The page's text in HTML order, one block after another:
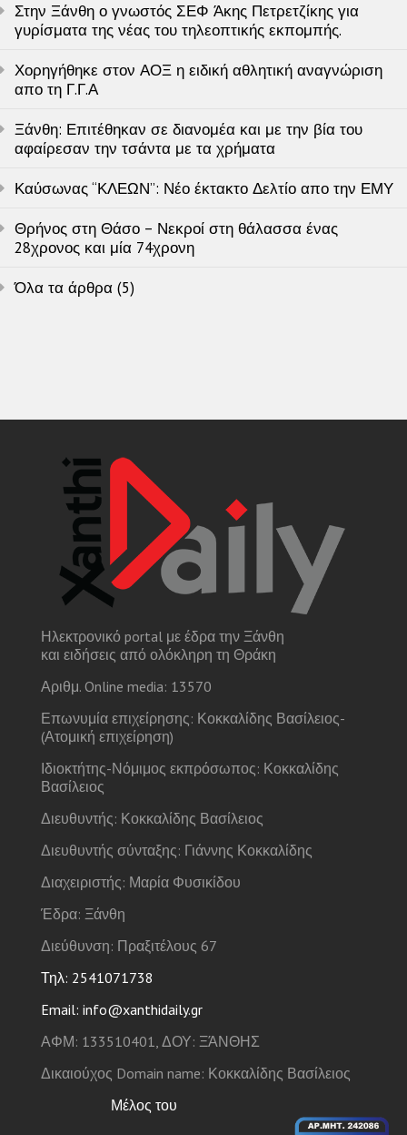
Στην Ξάνθη ο γνωστός ΣΕΦ Άκης Πετρετζίκης για
γυρίσματα της νέας του τηλεοπτικής εκπομπής.
Χορηγήθηκε στον ΑΟΞ η ειδική αθλητική αναγνώριση
απο τη Γ.Γ.Α
Ξάνθη: Επιτέθηκαν σε διανομέα και με την βία του
αφαίρεσαν την τσάντα με τα χρήματα
Καύσωνας “ΚΛΕΩΝ”: Νέο έκτακτο Δελτίο απο την ΕΜΥ
Θρήνος στη Θάσο – Νεκροί στη θάλασσα ένας
28χρονος και μία 74χρονη
Όλα τα άρθρα (5)
Ηλεκτρονικό portal με έδρα την Ξάνθη
και ειδήσεις από ολόκληρη τη Θράκη
Αριθμ. Online media: 13570
Επωνυμία επιχείρησης: Κοκκαλίδης Βασίλειος-
(Ατομική επιχείρηση)
Ιδιοκτήτης-Νόμιμος εκπρόσωπος: Κοκκαλίδης
Βασίλειος
Διευθυντής: Κοκκαλίδης Βασίλειος
Διευθυντής σύνταξης: Γιάννης Κοκκαλίδης
Διαχειριστής: Μαρία Φυσικίδου
Έδρα: Ξάνθη
Διεύθυνση: Πραξιτέλους 67
Τηλ: 2541071738
Email: info@xanthidaily.gr
ΑΦΜ: 133510401, ΔΟΥ: ΞΆΝΘΗΣ
Δικαιούχος Domain name: Κοκκαλίδης Βασίλειος
Μέλος του